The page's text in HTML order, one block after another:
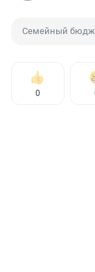
Семейный
0